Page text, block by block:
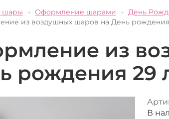
шары Оформление шарами
День
из воздушных шаров на День рождения
из
рождения 29
В